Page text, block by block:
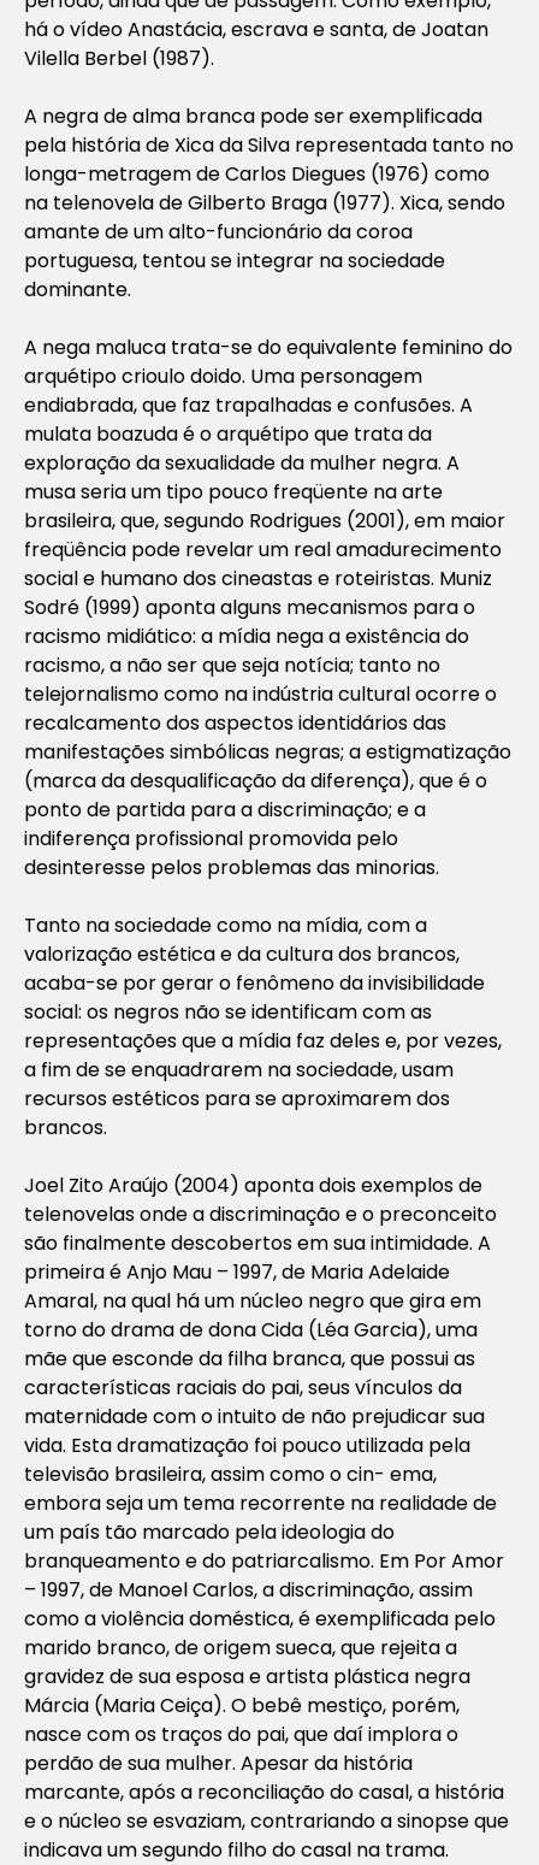
há o vídeo Anastácia, escrava e santa, de Joatan
Vilella Berbel (1987).
A negra de alma branca pode ser exemplificada
pela história de Xica da Silva representada tanto no
longa-metragem de Carlos Diegues (1976) como
na telenovela de Gilberto Braga (1977). Xica, sendo
amante de um alto-funcionário da coroa
portuguesa, tentou se integrar na sociedade
dominante.
A nega maluca trata-se do equivalente feminino do
arquétipocrioulo doido. Uma personagem
endiabrada, que faz trapalhadas e confusões. A
mulata boazuda é o arquétipo que trata da
exploração da sexualidade da mulher negra. A
musa seria um tipo pouco freqüente na arte
brasileira, que, segundo Rodrigues (2001), em maior
freqüência pode revelar um real amadurecimento
social e humano dos cineastas e roteiristas. Muniz
Sodré (1999) aponta alguns mecanismos para o
racismo midiático: a mídia nega a existência do
racismo, a não ser que seja notícia; tanto no
telejornalismo como na indústria cultural ocorre o
recalcamento dos aspectos identidários das
manifestações simbólicas negras; a estigmatização
(marca da desqualificação da diferença), que é o
ponto de partida para adiscriminação; e a
indiferença profissional promovida pelo
desinteresse pelos problemas das minorias.
Tanto na sociedade como na mídia, com a
valorização estética e da cultura dos brancos,
acaba-se por gerar o fenômeno da invisibilidade
social: os negros não se identificam com as
representações que a mídia faz deles e, por vezes,
a fim de se enquadrarem na sociedade, usam
recursos estéticos para se aproximarem dos
brancos.
Joel Zito Araújo (2004) aponta dois exemplos de
telenovelas onde a discriminação e o preconceito
são finalmente descobertos em sua intimidade. A
primeira éAnjo Mau – 1997, de Maria Adelaide
Amaral, na qual há um núcleo negro que gira em
torno do drama de dona Cida (Léa Garcia), uma
mãe que esconde da filha branca, que possui as
características raciais do pai, seus vínculos da
maternidade com o intuito de não prejudicar sua
vida. Esta dramatização foi pouco utilizada pela
televisão brasileira, assim como o cin- ema,
embora seja um tema recorrente na realidade de
um país tão marcado pela ideologia do
branqueamento e do patriarcalismo. Em Por Amor
– 1997, de Manoel Carlos, a discriminação, assim
como a violência doméstica, é exemplificada pelo
marido branco, de origem sueca, que rejeita a
gravidez de sua esposa e artista plástica negra
Márcia (Maria Ceiça). O bebê mestiço, porém,
nasce com os traços do pai, que daí implora o
perdão de sua mulher. Apesar da história
marcante, após a reconciliação do casal, a história
e o núcleo se esvaziam, contrariando a sinopse que
indicava um segundo filho do casal na trama.